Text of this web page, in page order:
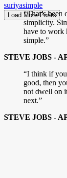
suriyasimple
Load More Posts
“That’s
simplicity.
have to work
simple.”
STEVE JOBS -
“I think if
good, then
not dwell on
next.”
STEVE JOBS -